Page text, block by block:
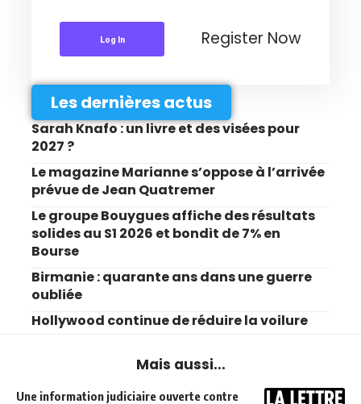
Log In Register Now
Les dernières actus
Sarah Knafo : un livre et des visées pour
2027 ?
Le magazine Marianne s’oppose à l’arrivée
prévue de Jean Quatremer
Le groupe Bouygues affiche des résultats
solides au S1 2026 et bondit de 7% en
Bourse
Birmanie : quarante ans dans une guerre
oubliée
Hollywood continue de réduire la voilure
Mais aussi...
Une information judiciaire ouverte contre